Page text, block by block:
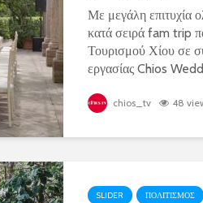
Με μεγάλη επιτυχία
κατά σειρά fam trip
Τουρισμού Χίου σε
εργασίας Chios
chios_tv 48
SLIDER ΠΟΛΙΤΙΣΜΟΣ